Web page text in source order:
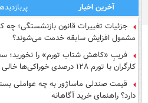
آخرین اخبار
جزئیات تغییرات قانون بازنشستگی؛ چه
مشمول افزایش سابقه خدمت می‌شوند؟
فریبِ «کاهش شتاب تورم» را نخورید؛
کارگران با تورم ۱۲۸ درصدی خوراکی‌ها خالی شد!
قیمت صندلی ماساژور به چه عواملی
دارد؟ راهنمای خرید آگاهانه